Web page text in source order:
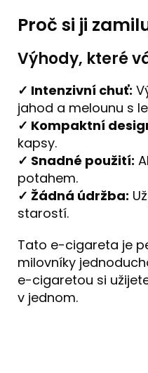
Proč si ji
Výhody, které
✓ Intenzivní chuť:
jahod a melounu s
✓ Kompaktní
kapsy.
✓ Snadné použití:
potahem.
✓ Žádná údržba:
starostí.
Tato e-cigareta je
milovníky
e-cigaretou si
v jednom.